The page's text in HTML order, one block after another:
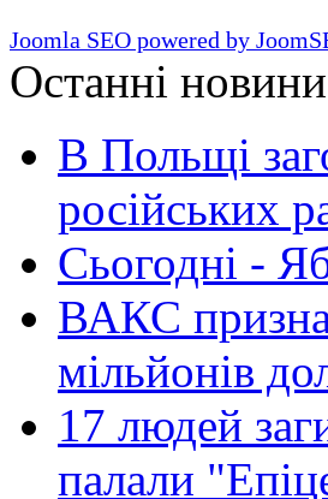
Joomla SEO powered by
Останні новини
В Польщі
російських
Сьогодні -
ВАКС
мільйонів
17 людей
палали